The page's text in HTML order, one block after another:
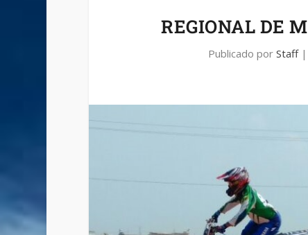
REGIONAL DE
Publicado porStaff|